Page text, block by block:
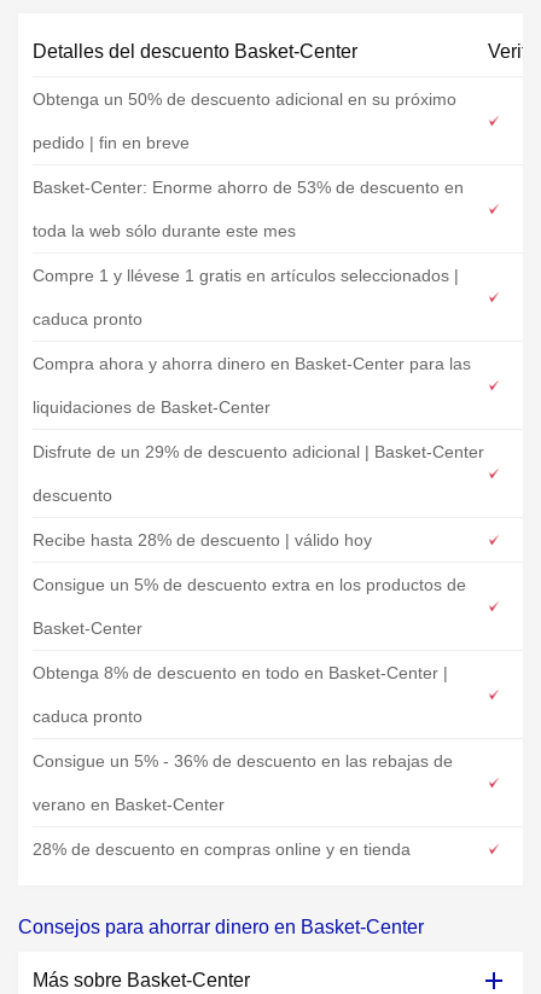
Detalles del descuento Basket-Center
Obtenga un 50% de descuento adicional en su próximo
pedido | fin en breve
Basket-Center: Enorme ahorro de 53% de descuento en
toda la web sólo durante este mes
Compre 1 y llévese 1 gratis en artículos seleccionados |
caduca pronto
Compra ahora y ahorra dinero en Basket-Center para las
liquidaciones de Basket-Center
Disfrute de un 29% de descuento adicional | Basket-Center
descuento
Recibe hasta 28% de descuento | válido hoy
Consigue un 5% de descuento extra en los productos de
Basket-Center
Obtenga 8% de descuento en todo en Basket-Center |
caduca pronto
Consigue un 5% - 36% de descuento en las rebajas de
verano en Basket-Center
28% de descuento en compras online y en tienda
Consejos para ahorrar dinero en Basket-Center
Más sobre Basket-Center